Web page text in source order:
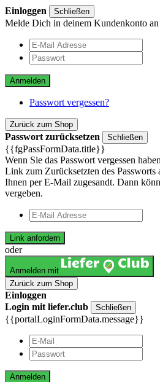
Einloggen Schließen
Melde Dich in deinem Kundenkonto an
Anmelden
Passwort vergessen?
Zurück zum Shop
Passwort zurücksetzen Schließen
{{fgPassFormData.title}}
Wenn Sie das Passwort vergessen
Link zum Zurücksetzten des
Ihnen per E-Mail zugesandt. Dann
vergeben.
Link anfordern
oder
Anmelden mit
Zurück zum Shop
Einloggen
Login mit liefer.club
Schließen
{{portalLoginFormData.message}}
Anmelden